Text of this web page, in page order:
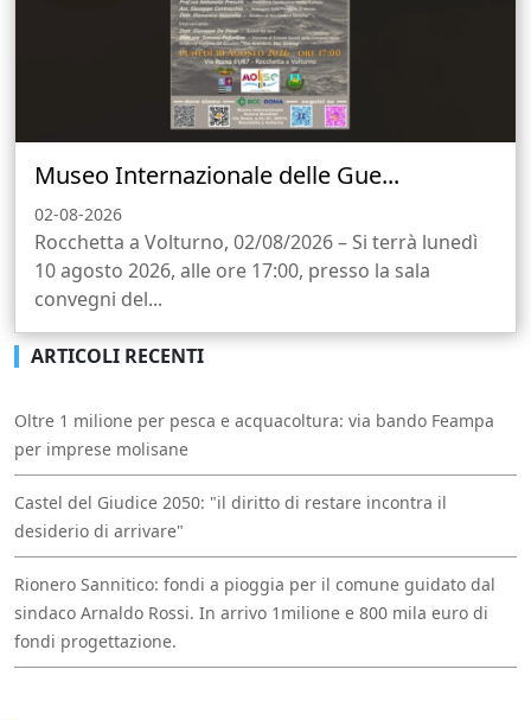
Museo Internazionale delle Gue...
02-08-2026
Rocchetta a Volturno, 02/08/2026 – Si terrà lunedì
10 agosto 2026, alle ore 17:00, presso la sala
convegni del...
ARTICOLI RECENTI
Oltre 1 milione per pesca e acquacoltura: via bando Feampa
per imprese molisane
Castel del Giudice 2050: "il diritto di restare incontra il
desiderio di arrivare"
Rionero Sannitico: fondi a pioggia per il comune guidato dal
sindaco Arnaldo Rossi. In arrivo 1milione e 800 mila euro di
fondi progettazione.